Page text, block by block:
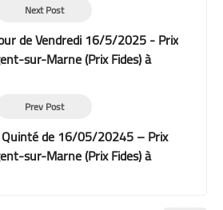
Next Post
de Vendredi 16/5/2025 - Prix
sur-Marne (Prix Fides) à
Prev Post
de 16/05/20245 – Prix
sur-Marne (Prix Fides) à